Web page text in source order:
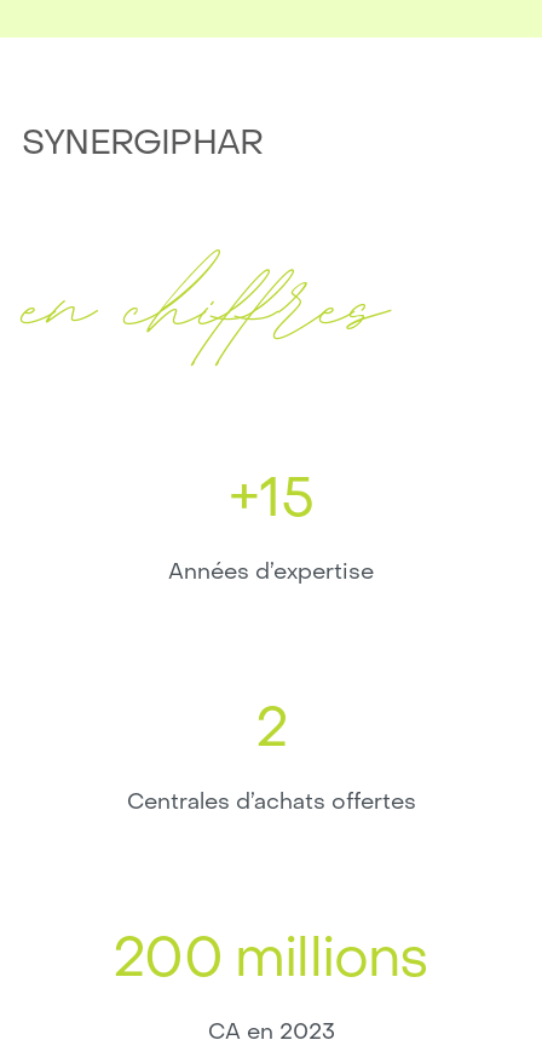
SYNERGIPHAR
en chiffres
+15
Années d’expertise
2
Centrales d’achats offertes
200 millions
CA en 2023